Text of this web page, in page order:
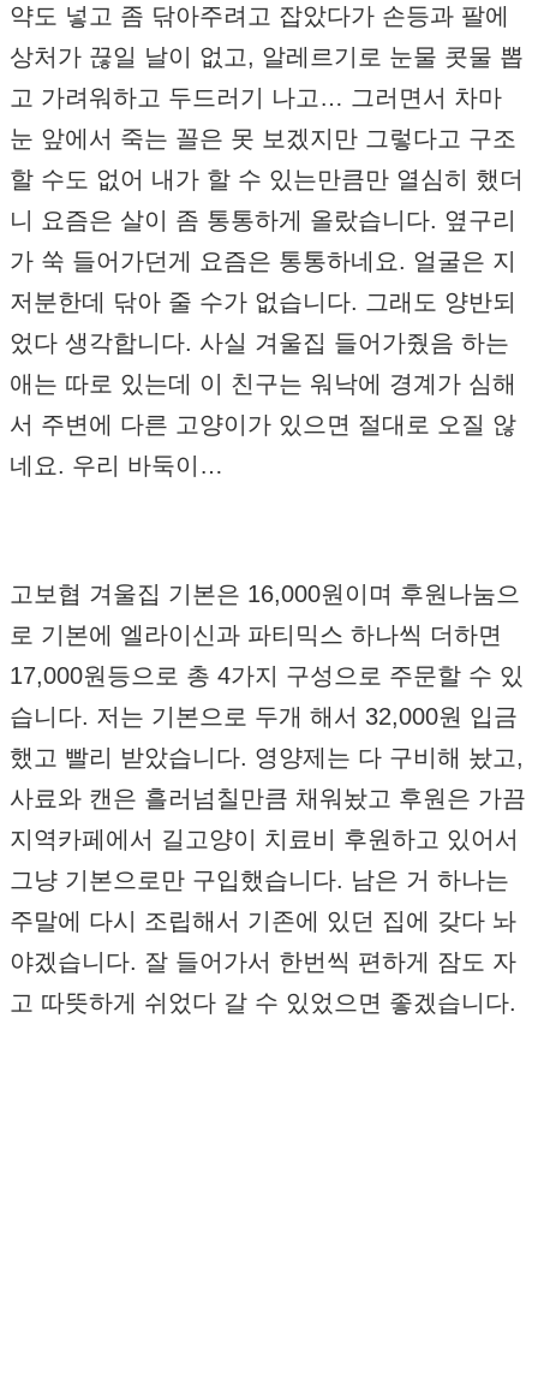
약도 넣고 좀 닦아주려고 잡았다가 손등과 팔에
상처가 끊일 날이 없고, 알레르기로 눈물 콧물 뽑
고 가려워하고 두드러기 나고… 그러면서 차마
눈 앞에서 죽는 꼴은 못 보겠지만 그렇다고 구조
할 수도 없어 내가 할 수 있는만큼만 열심히 했더
니 요즘은 살이 좀 통통하게 올랐습니다. 옆구리
가 쑥 들어가던게 요즘은 통통하네요. 얼굴은 지
저분한데 닦아 줄 수가 없습니다. 그래도 양반되
었다 생각합니다. 사실 겨울집 들어가줬음 하는
애는 따로 있는데 이 친구는 워낙에 경계가 심해
서 주변에 다른 고양이가 있으면 절대로 오질 않
네요. 우리 바둑이…
고보협 겨울집 기본은 16,000원이며 후원나눔으
로 기본에 엘라이신과 파티믹스 하나씩 더하면
17,000원등으로 총 4가지 구성으로 주문할 수 있
습니다. 저는 기본으로 두개 해서 32,000원 입금
했고 빨리 받았습니다. 영양제는 다 구비해 놨고,
사료와 캔은 흘러넘칠만큼 채워놨고 후원은 가끔
지역카페에서 길고양이 치료비 후원하고 있어서
그냥 기본으로만 구입했습니다. 남은 거 하나는
주말에 다시 조립해서 기존에 있던 집에 갖다 놔
야겠습니다. 잘 들어가서 한번씩 편하게 잠도 자
고 따뜻하게 쉬었다 갈 수 있었으면 좋겠습니다.